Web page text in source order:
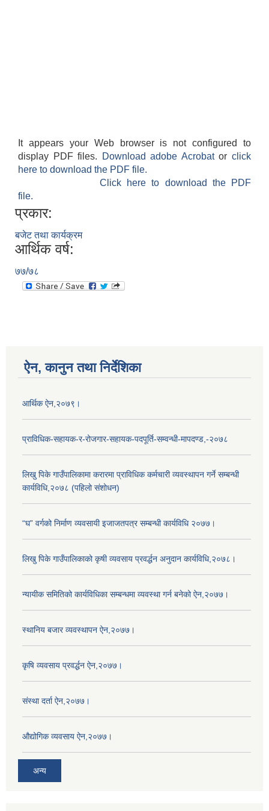
It appears your Web browser is not configured to
display PDF files.
Download adobe Acrobatorclick
here to download the PDF file.
Click here to download the PDF
file.
प्रकार:
बजेट तथा कार्यक्रम
आर्थिक वर्ष:
७७/७८
ऐन, कानुन तथा निर्देशिका
आर्थिक ऐन,२०७९।
प्राविधिक-सहायक-र-रोजगार-सहायक-पदपूर्ति-सम्वन्धी-मापदण्ड,-२०७८
लिखु पिके गाउँपालिकामा करारमा प्राविधिक कर्मचारी व्यवस्थापन गर्ने सम्बन्धी
कार्यविधि,२०७८ (पहिलो संशोधन)
“घ” वर्गको निर्माण व्यवसायी इजाजतपत्र सम्बन्धी कार्यविधि २०७७।
लिखु पिके गाउँपालिकाको कृषी व्यवसाय प्रवर्द्धन अनुदान कार्यविधि,२०७८।
न्यायीक समितिको कार्यविधिका सम्बन्धमा व्यवस्था गर्न बनेको ऐन,२०७७।
स्थानिय बजार व्यवस्थापन ऐन,२०७७।
कृषि व्यवसाय प्रवर्द्धन ऐन,२०७७।
संस्था दर्ता ऐन,२०७७।
औद्योगिक व्यवसाय ऐन,२०७७।
अन्य